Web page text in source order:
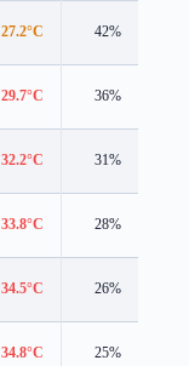
27.2°C 42%
29.7°C 36%
32.2°C 31%
33.8°C 28%
34.5°C 26%
34.8°C 25%